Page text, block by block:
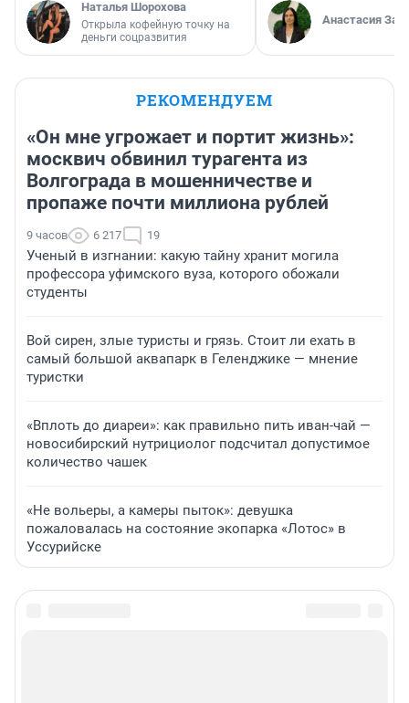
Наталья Шорохова
Открыла кофейную точку на
деньги соцразвития
Анастасия
РЕКОМЕНДУЕМ
«Он мне угрожает и портит жизнь»:
москвич обвинил турагента из
Волгограда в мошенничестве и
пропаже почти миллиона рублей
9 часов 6 217 19
Ученый в изгнании: какую тайну хранит могила
профессора уфимского вуза, которого обожали
студенты
Вой сирен, злые туристы и грязь. Стоит ли ехать в
самый большой аквапарк в Геленджике — мнение
туристки
«Вплоть до диареи»: как правильно пить иван-чай —
новосибирский нутрициолог подсчитал допустимое
количество чашек
«Не вольеры, а камеры пыток»: девушка
пожаловалась на состояние экопарка «Лотос» в
Уссурийске